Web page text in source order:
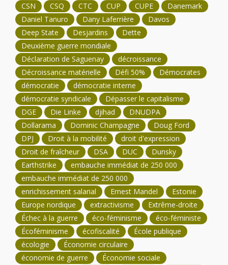
CSN
CSQ CTC CUP CUPE
Danemark
Daniel Tanuro
Dany Laferrière
Davos
Deep State
Desjardins
Dette
Deuxième guerre mondiale
Déclaration de Saguenay
décroissance
Décroissance matérielle
Défi 50%
Démocrates
démocratie
démocratie interne
démocratie syndicale
Dépasser le capitalisme
DGE
Die Linke djihad
DNUDPA
Dollarama
Dominic Champagne
Doug Ford
DPJ
Droit à la mobilité
droit d'expression
Droit de fraîcheur
DSA DUC
Dunsky
Earthstrike
embauche immédiat de 250 000
embauche immédiat de 250 000
enrichissement salarial
Ernest Mandel
Estonie
Europe nordique
extractivisme
Extrême-droite
Échec à la guerre
éco-féminisme
éco-féministe
Écoféminisme
écofiscalité
École publique
écologie
Économie circulaire
économie de guerre
Économie sociale